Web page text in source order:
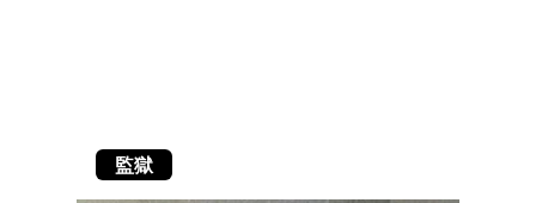
監獄